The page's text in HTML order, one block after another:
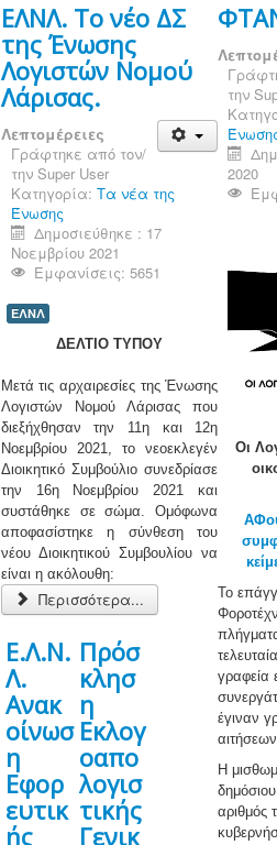
ΕΛΝΛ. Το νέο ΔΣ
της Ένωσης
Λογιστών Νομού
Λάρισας.
Λεπτομέρειες
Γράφτηκε από τον/
την Super User
Κατηγορία: Τα νέα της
Ένωσης
Δημοσιεύθηκε : 17
Νοεμβρίου 2021
Εμφανίσεις: 5651
ΕΛΝΛ
ΔΕΛΤΙΟ ΤΥΠΟΥ
Μετά τις αρχαιρεσίες της Ένωσης
Λογιστών Νομού Λάρισας που
διεξήχθησαν την 11η και 12η
Νοεμβρίου 2021, το νεοεκλεγέν
Διοικητικό Συμβούλιο συνεδρίασε
την 16η Νοεμβρίου 2021 και
συστάθηκε σε σώμα. Ομόφωνα
αποφασίστηκε η σύνθεση του
νέου Διοικητικού Συμβουλίου να
είναι η ακόλουθη:
Περισσότερα...
Ε.Λ.Ν.
Λ.
Ανακ
οίνωσ
η
Εφορ
ευτικ
ής
Πρόσ
κλησ
η
Εκλογ
οαπο
λογισ
τικής
Γενικ
την
2020
Οι
Το
γραφεία
έγιναν
Η
αριθμός